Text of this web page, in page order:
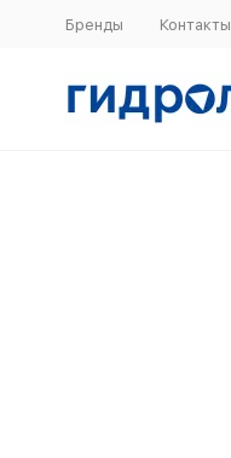
Бренды Контакты